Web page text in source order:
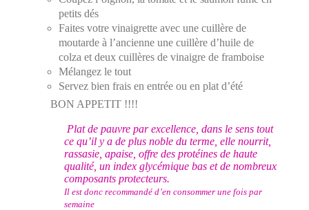
petits dés
Faites votre vinaigrette avec une cuillère de
moutarde à l’ancienne une cuillère d’huile de
colza et deux cuillères de vinaigre de framboise
Mélangez le tout
Servez bien frais en entrée ou en plat d’été
BON APPETIT !!!!
Plat de pauvre par excellence, dans le sens tout
ce qu’il y a de plus noble du terme, elle nourrit,
rassasie, apaise, offre des protéines de haute
qualité, un index glycémique bas et de nombreux
composants protecteurs.
Il est donc recommandé d’en consommer une fois par
semaine